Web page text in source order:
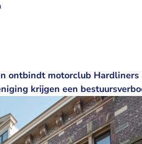
ontbindt motorclub Hardliners
krijgen een